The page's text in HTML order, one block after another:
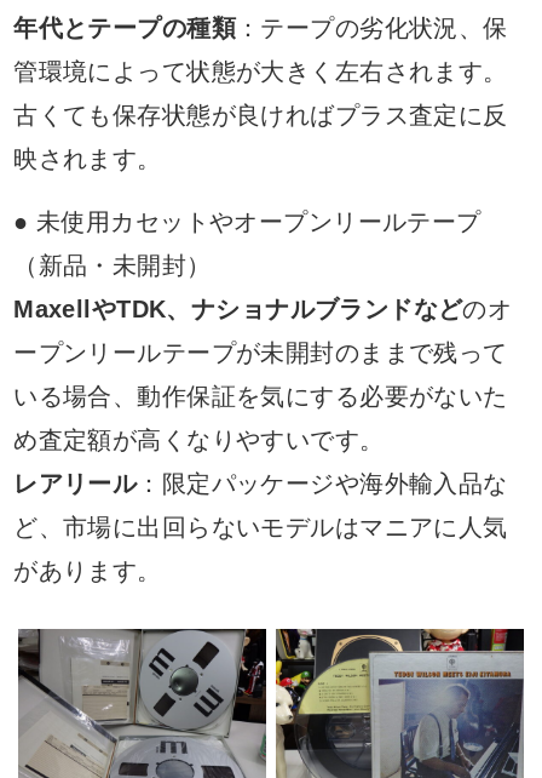
年代とテープの種類：テープの劣化状況、保
管環境によって状態が大きく左右されます。
古くても保存状態が良ければプラス査定に反
映されます。
● 未使用カセットやオープンリールテープ
（新品・未開封）
MaxellやTDK、ナショナルブランドなどのオ
ープンリールテープが未開封のままで残って
いる場合、動作保証を気にする必要がないた
め査定額が高くなりやすいです。
レアリール：限定パッケージや海外輸入品な
ど、市場に出回らないモデルはマニアに人気
があります。